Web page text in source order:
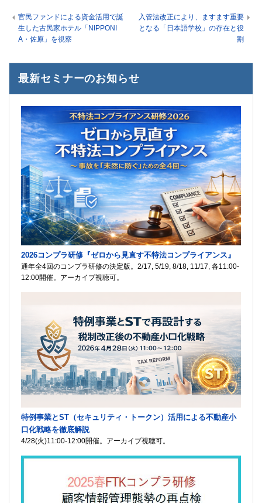
官民ファンドによる資金活用で誕
生した古民家ホテル「NIPPONI
A・佐原」を視察
入管法改正により、ますます重要
となる「日本語学校」の存在と役
割
最新セミナーのお知らせ
2026コンプラ研修『ゼロから見直す不特法コンプライアンス』
通年全4回のコンプラ研修の決定版。2/17, 5/19, 8/18, 11/17, 各11:00-
12:00開催。アーカイブ視聴可。
特例事業とST（セキュリティ・トークン）活用による不動産小
口化戦略を徹底解説
4/28(火)11:00-12:00開催。アーカイブ視聴可。